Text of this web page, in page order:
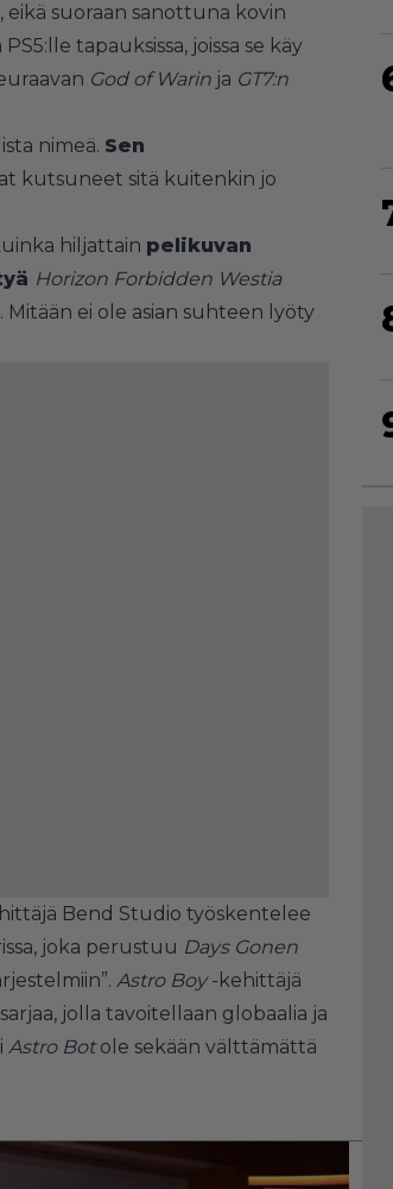
eikä suoraan sanottuna kovin
tapauksissa, joissa se käy
God of Warin ja GT7:n
nimeä. Sen
kutsuneet sitä kuitenkin jo
hiljattain pelikuvan
Horizon Forbidden Westia
ei ole asian suhteen lyöty
Bend Studio työskentelee
joka perustuu Days Gonen
Astro Boy -kehittäjä
jolla tavoitellaan globaalia ja
Astro Bot ole sekään välttämättä